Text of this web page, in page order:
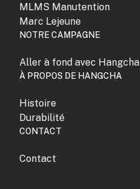
MLMS Manutention
Marc Lejeune
NOTRE CAMPAGNE
Aller à fond avec Hangcha
À PROPOS DE HANGCHA
Histoire
Durabilité
CONTACT
Contact